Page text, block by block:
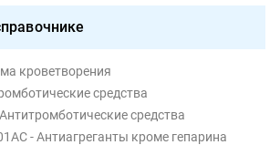
кроветворения
средства
средства
- Антиагреганты кроме гепарина